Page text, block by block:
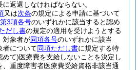
返還しなければならない。
又は次条の規定による申請に基づいて
3項各号のいずれかに該当すると認め
だし書の規定の適用を受けようとする
対象者が同項各号のいずれかに該当
者について同項ただし書に規定する特
めて)医療費を支給しないことを決定し
、重度障害者医療費受給資格非該当通